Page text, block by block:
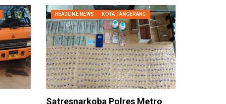
HEADLINE NEWS KOTA TANGERANG
Satresnarkoba Polres Metro